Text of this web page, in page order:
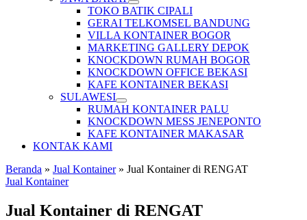
TOKO BATIK CIPALI
GERAI TELKOMSEL BANDUNG
VILLA KONTAINER BOGOR
MARKETING GALLERY DEPOK
KNOCKDOWN RUMAH BOGOR
KNOCKDOWN OFFICE BEKASI
KAFE KONTAINER BEKASI
SULAWESI
RUMAH KONTAINER PALU
KNOCKDOWN MESS JENEPONTO
KAFE KONTAINER MAKASAR
KONTAK KAMI
Beranda » Jual Kontainer » Jual Kontainer di RENGAT
Jual Kontainer
Jual Kontainer di RENGAT